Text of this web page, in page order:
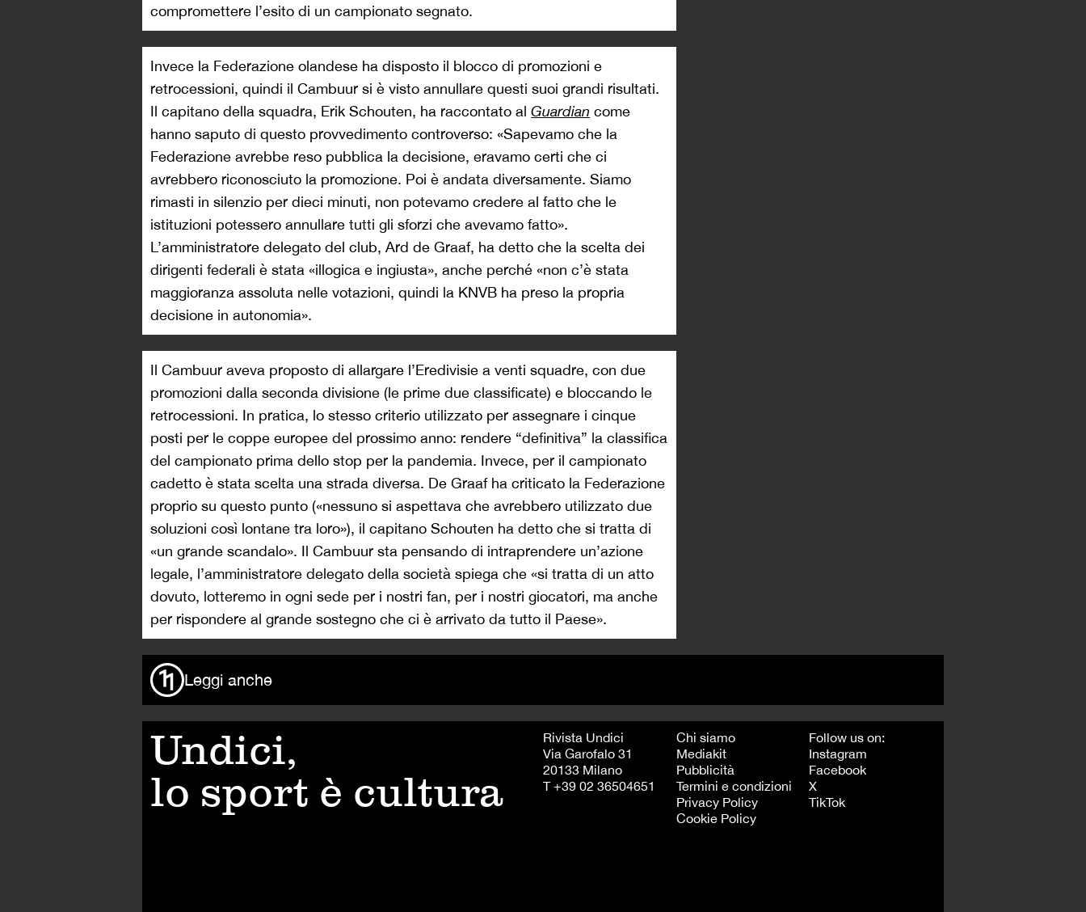
compromettere l’esito di un campionato segnato.
Invece la Federazione olandese ha disposto il blocco di promozioni e
retrocessioni, quindi il Cambuur si è visto annullare questi suoi grandi risultati.
Il capitano della squadra, Erik Schouten, ha raccontato al Guardian come
hanno saputo di questo provvedimento controverso: «Sapevamo che la
Federazione avrebbe reso pubblica la decisione, eravamo certi che ci
avrebbero riconosciuto la promozione. Poi è andata diversamente. Siamo
rimasti in silenzio per dieci minuti, non potevamo credere al fatto che le
istituzioni potessero annullare tutti gli sforzi che avevamo fatto».
L’amministratore delegato del club, Ard de Graaf, ha detto che la scelta dei
dirigenti federali è stata «illogica e ingiusta», anche perché «non c’è stata
maggioranza assoluta nelle votazioni, quindi la KNVB ha preso la propria
decisione in autonomia».
Il Cambuur aveva proposto di allargare l’Eredivisie a venti squadre, con due
promozioni dalla seconda divisione (le prime due classificate) e bloccando le
retrocessioni. In pratica, lo stesso criterio utilizzato per assegnare i cinque
posti per le coppe europee del prossimo anno: rendere “definitiva” la classifica
del campionato prima dello stop per la pandemia. Invece, per il campionato
cadetto è stata scelta una strada diversa. De Graaf ha criticato la Federazione
proprio su questo punto («nessuno si aspettava che avrebbero utilizzato due
soluzioni così lontane tra loro»), il capitano Schouten ha detto che si tratta di
«un grande scandalo». Il Cambuur sta pensando di intraprendere un’azione
legale, l’amministratore delegato della società spiega che «si tratta di un atto
dovuto, lotteremo in ogni sede per i nostri fan, per i nostri giocatori, ma anche
per rispondere al grande sostegno che ci è arrivato da tutto il Paese».
Leggi anche
Undici,
lo sport è cultura
Rivista Undici
Via Garofalo 31
20133 Milano
T +39 02 36504651
Chi siamo
Mediakit
Pubblicità
Termini e condizioni
Privacy Policy
Cookie Policy
Follow us on:
Instagram
Facebook
X
TikTok